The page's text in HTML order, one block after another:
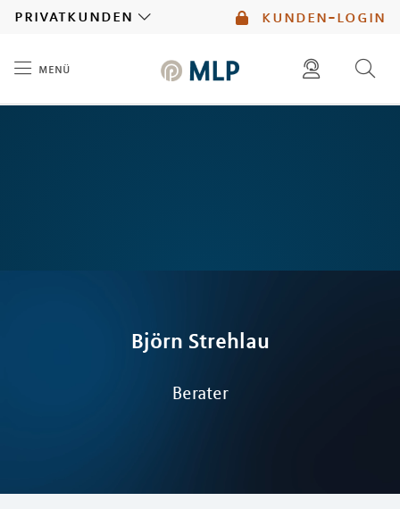
kunden-login
privatkunden
menü
Björn Strehlau
Berater